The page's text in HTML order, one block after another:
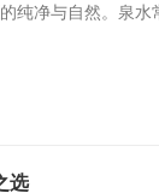
纯净与自然。泉
选